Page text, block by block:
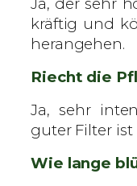
Ja, der sehr
kräftig und
herangehen.
Riecht die
Ja, sehr
guter Filter ist
Wie lange